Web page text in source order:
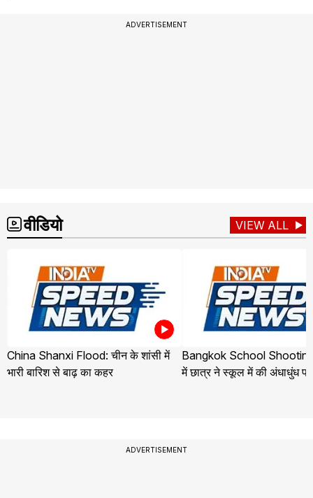
ADVERTISEMENT
वीडियो VIEW ALL
China Shanxi Flood: चीन के शांसी में
भारी बारिश से बाढ़ का कहर
Bangkok School
में छात्र ने स्कूल में की अंधाधुंध
ADVERTISEMENT